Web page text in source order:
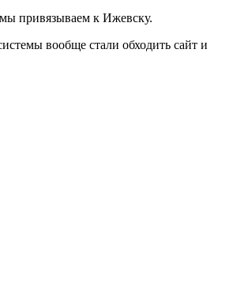
привязываем к Ижевску.
вообще стали обходить сайт и